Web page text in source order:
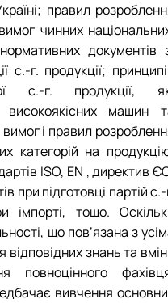
правил
чинних
документів
с.-г. продукції;
с.-г. продукції,
високоякісних машин
і правил
категорій на
ISO, EN , директив
при підготовці партій с.-
імпорті, тощо.
що пов’язана з
знань та
повноцінного
вивчення